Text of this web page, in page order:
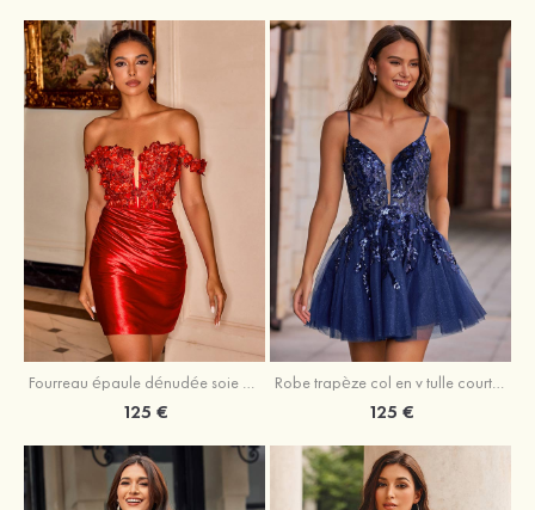
Fourreau épaule dénudée soie comme du satin courte/mini robe de fête de la rentrée
125 €
Robe trapèze col en v tulle courte/mini robe de fête de la rentrée avec poches paillettes
125 €